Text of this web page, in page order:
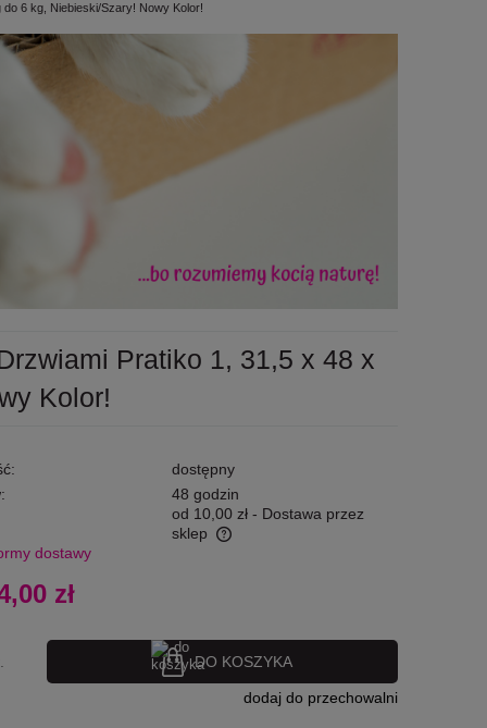
6 kg, Niebieski/Szary! Nowy Kolor!
Pratiko 1, 31,5 x 48 x
Kolor!
dostępny
48 godzin
od 10,00 zł - Dostawa przez
sklep
ewentualnych kosztów
dostawy
zł
DO KOSZYKA
dodaj do przechowalni